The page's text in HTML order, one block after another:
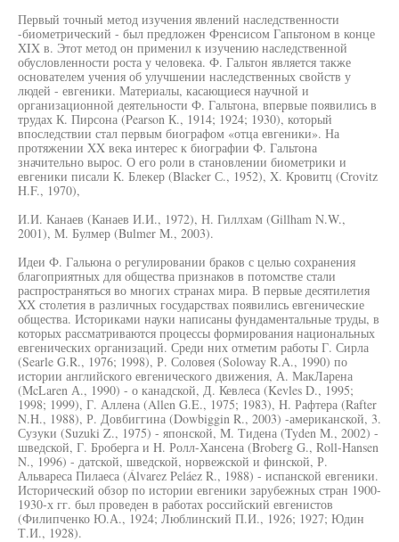
Первый точный метод изучения явлений наследственности
-биометрический - был предложен Френсисом Гапьтоном в конце
XIX в. Этот метод он применил к изучению наследственной
обусловленности роста у человека. Ф. Гальтон является также
основателем учения об улучшении наследственных свойств у
людей - евгеники. Материалы, касающиеся научной и
организационной деятельности Ф. Гальтона, впервые появились в
трудах К. Пирсона (Pearson К., 1914; 1924; 1930), который
впоследствии стал первым биографом «отца евгеники». На
протяжении XX века интерес к биографии Ф. Гальтона
значительно вырос. О его роли в становлении биометрики и
евгеники писали К. Блекер (Blacker С., 1952), X. Кровитц (Crovitz
H.F., 1970),
И.И. Канаев (Канаев И.И., 1972), Н. Гиллхам (Gillham N.W.,
2001), M. Булмер (Bulmer M., 2003).
Идеи Ф. Гальюна о регулировании браков с целью сохранения
благоприятных для общества признаков в потомстве стали
распространяться во многих странах мира. В первые десятилетия
XX столетия в различных государствах появились евгенические
общества. Историками науки написаны фундаментальные труды, в
которых рассматриваются процессы формирования национальных
евгенических организаций. Среди них отметим работы Г. Сирла
(Searle G.R., 1976; 1998), Р. Соловея (Soloway R.A., 1990) по
истории английского евгенического движения, А. МакЛарена
(McLaren А., 1990) - о канадской, Д. Кевлеса (Kevles D., 1995;
1998; 1999), Г. Аллена (Allen G.E., 1975; 1983), H. Рафтера (Rafter
N.H., 1988), Р. Довбиггина (Dowbiggin R., 2003) -американской, 3.
Сузуки (Suzuki Z., 1975) - японской, M. Тидена (Tyden M., 2002) -
шведской, Г. Броберга и H. Ролл-Хансена (Broberg G., Roll-Hansen
N., 1996) - датской, шведской, норвежской и финской, Р.
Альвареса Пилаеса (Álvarez Peláez R., 1988) - испанской евгеники.
Исторический обзор по истории евгеники зарубежных стран 1900-
1930-х гг. был проведен в работах российский евгенистов
(Филипченко Ю.А., 1924; Люблинский П.И., 1926; 1927; Юдин
Т.И., 1928).